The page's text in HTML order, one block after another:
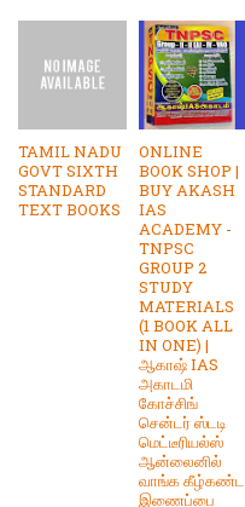
TAMIL NADU
GOVT SIXTH
STANDARD
TEXT BOOKS
ONLINE
BOOK SHOP |
BUY AKASH
IAS
ACADEMY -
TNPSC
GROUP 2
STUDY
MATERIALS
(1 BOOK ALL
IN ONE) |
ஆகாஷ் IAS
அகாடமி
கோச்சிங்
சென்டர் ஸ்டடி
மெட்டீரியல்ஸ்
ஆன்லைனில்
வாங்க கீழ்கண்ட
இணைப்பை